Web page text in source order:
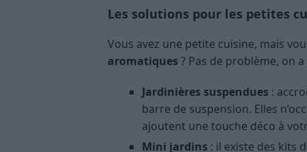
Les solutions pour les petites
Vous avez une petite cuisine, mais
aromatiques ? Pas de problème, on
Jardinières suspendues :
barre de suspension. Elles
ajoutent une touche déco à
Mini jardins : il existe des kits